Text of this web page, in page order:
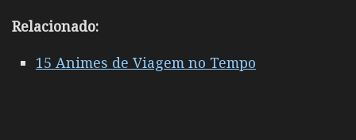
Relacionado:
15 Animes de Viagem no Tempo